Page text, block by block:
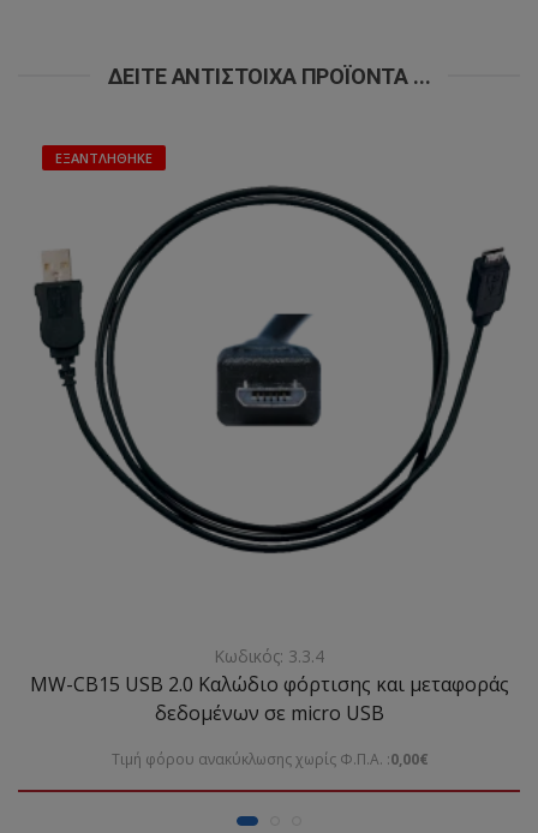
ΔΕΊΤΕ ΑΝΤΊΣΤΟΙΧΑ ΠΡΟΪΌΝΤΑ ...
ΕΞΑΝΤΛΉΘΗΚΕ
Κωδικός: 3.3.4
MW-CB15 USB 2.0 Καλώδιο φόρτισης και μεταφοράς
δεδομένων σε micro USB
Τιμή φόρου ανακύκλωσης χωρίς Φ.Π.Α. :0,00€